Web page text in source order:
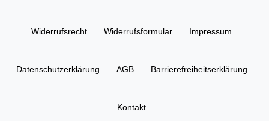
Widerrufs­recht Widerrufs­formular Impressum
Daten­schutz­erklärung AGB Barrierefreiheitserklärung
Kontakt